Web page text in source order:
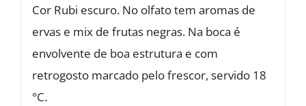
Cor Rubi escuro. No olfato tem aromas de
ervas e mix de frutas negras. Na boca é
envolvente de boa estrutura e com
retrogosto marcado pelo frescor, servido 18
°C.